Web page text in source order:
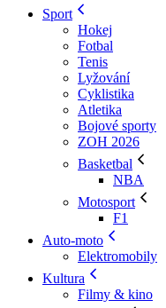
Sport
Hokej
Fotbal
Tenis
Lyžování
Cyklistika
Atletika
Bojové sporty
ZOH 2026
Basketbal
NBA
Motosport
F1
Auto-moto
Elektromobily
Kultura
Filmy & kino